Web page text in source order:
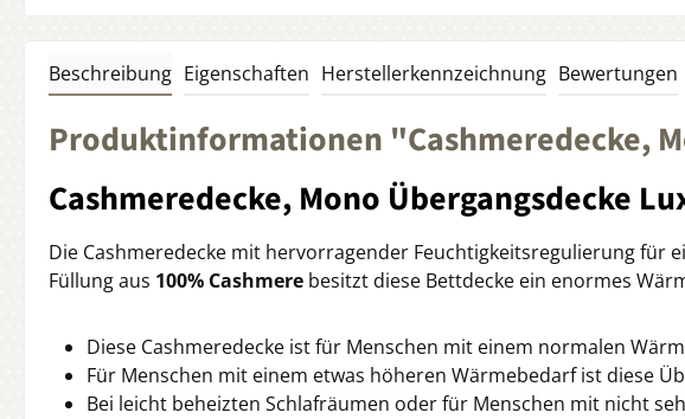
Beschreibung Eigenschaften Herstellerkennzeichnung Bewertungen
Produktinformationen "Cashmeredecke,
Cashmeredecke, Mono Übergangsdecke
Die Cashmeredecke mit hervorragender Feuchtigkeitsregulierung für
Füllung aus 100% Cashmere besitzt diese Bettdecke ein enormes
Diese Cashmeredecke ist für Menschen mit einem normalen
Für Menschen mit einem etwas höheren Wärmebedarf ist diese
Bei leicht beheizten Schlafräumen oder für Menschen mit nicht